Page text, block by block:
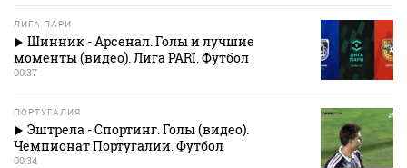
ЛИГА ПАРИ
Шинник - Арсенал. Голы и лучшие
моменты (видео). Лига PARI. Футбол
00:37
ПОРТУГАЛИЯ
Эштрела - Спортинг. Голы (видео).
Чемпионат Португалии. Футбол
00:34